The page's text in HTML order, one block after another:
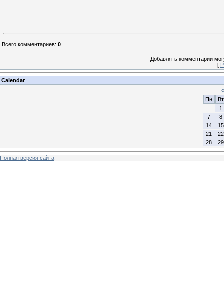
Всего комментариев: 0
Добавлять комментарии
[
Calendar
«
Пн
Вт
1
7
8
14
15
21
22
28
29
Полная версия сайта